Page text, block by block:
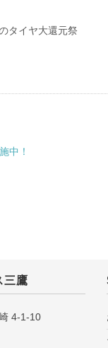
タイヤ大還元祭
中！
三鷹
4-1-10